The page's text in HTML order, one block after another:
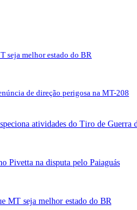
seja melhor estado do BR
de direção perigosa na MT-208
atividades do Tiro de Guerra
Pivetta na disputa pelo Paiaguás
MT seja melhor estado do BR